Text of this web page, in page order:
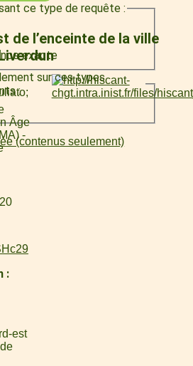
ce type de requête :
exacte
sur ces types
:
(contenus seulement)
de l’enceinte de la ville
Âge
-
est